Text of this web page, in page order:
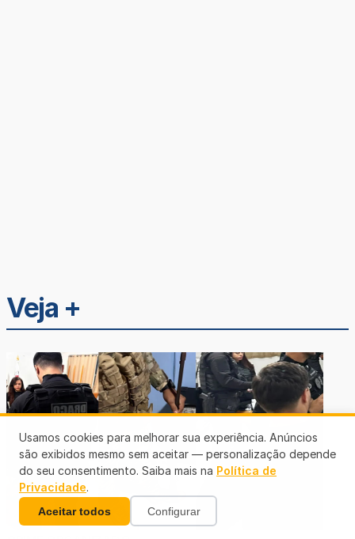
Veja +
Usamos cookies para melhorar sua experiência. Anúncios
são exibidos mesmo sem aceitar — personalização depende
do seu consentimento. Saiba mais na Política de
Privacidade.
Aceitar todos Configurar